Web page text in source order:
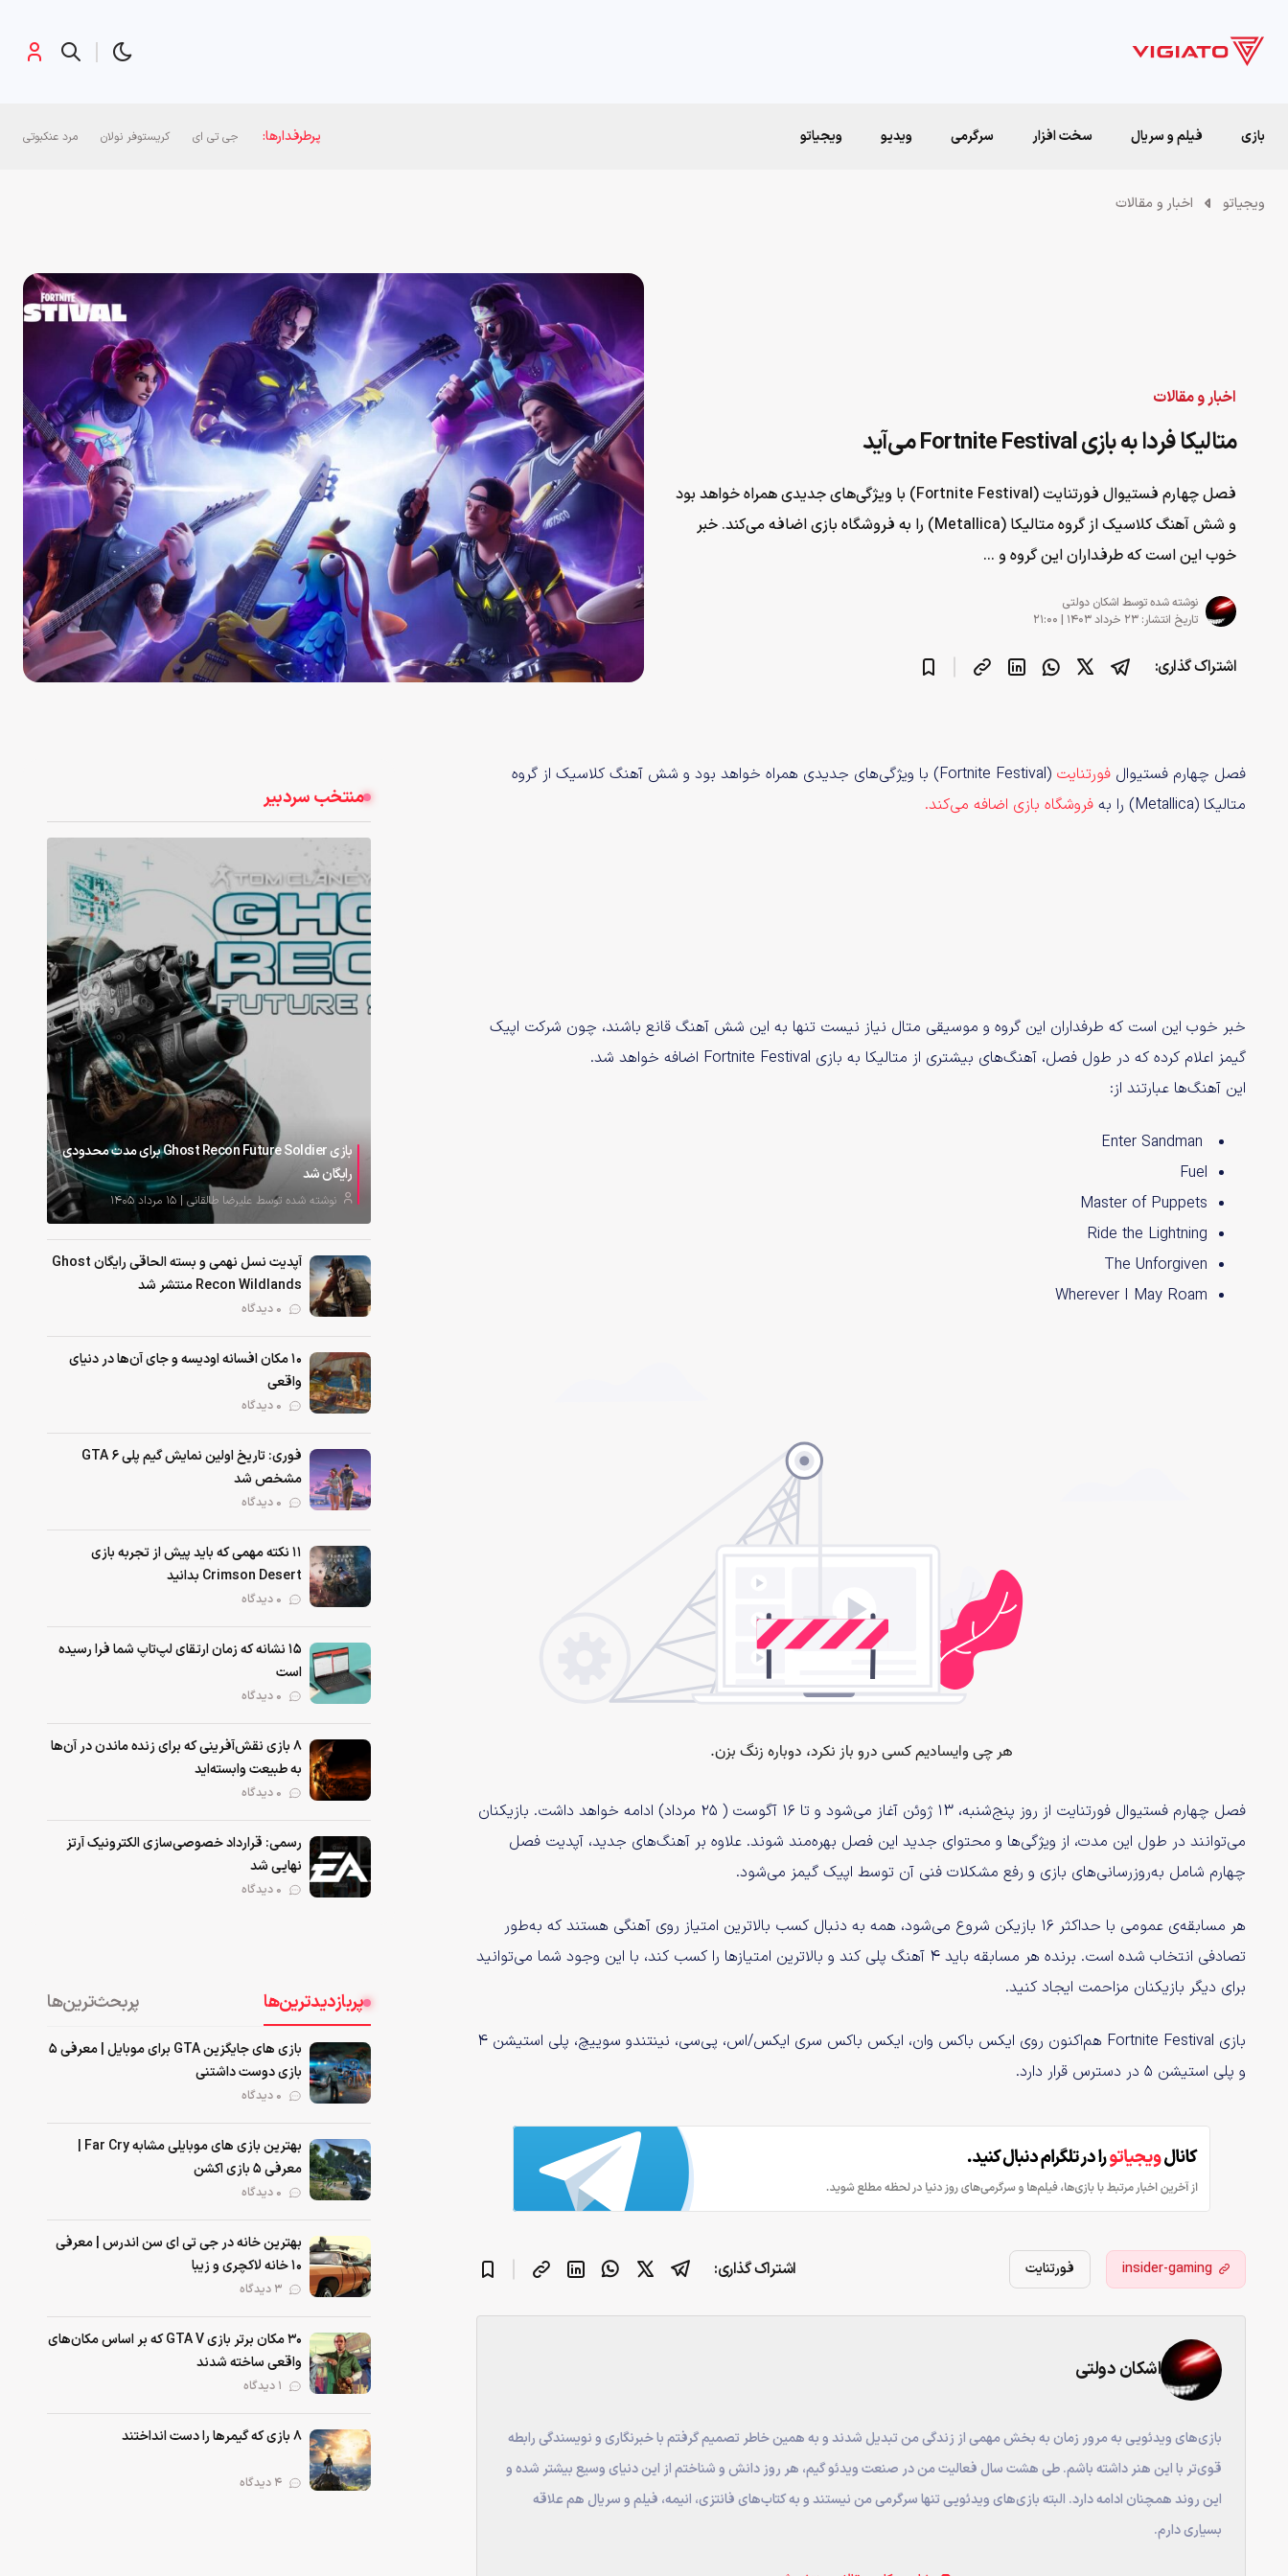
بازی فیلم و سریال سخت افزار سرگرمی ویدیو ویجیاتو پرطرفدارها: جی تی ای کریستوفر نولان مرد عنکبوتی
ویجیاتو اخبار و مقالات
اخبار و مقالات
متالیکا فردا به بازی Fortnite Festival می‌آید
فصل چهارم فستیوال فورتنایت (Fortnite Festival) با ویژگی‌های جدیدی همراه خواهد بود
و شش آهنگ کلاسیک از گروه متالیکا (Metallica) را به فروشگاه بازی اضافه می‌کند. خبر
خوب این است که طرفداران این گروه و ...
نوشته شده توسط اشکان دولتی
تاریخ انتشار: ۲۳ خرداد ۱۴۰۳ | ۲۱:۰۰
اشتراک گذاری:
منتخب سردبیر
بازی Ghost Recon Future Soldier برای مدت محدودی
رایگان شد
نوشته شده توسط علیرضا طالقانی | ۱۵ مرداد ۱۴۰۵
آپدیت نسل نهمی و بسته الحاقی رایگان Ghost
Recon Wildlands منتشر شد
۱۰ مکان افسانه اودیسه و جای آن‌ها در دنیای
واقعی
فوری: تاریخ اولین نمایش گیم پلی GTA 6
مشخص شد
۱۱ نکته‌ مهمی که باید پیش از تجربه بازی
Crimson Desert بدانید
۱۵ نشانه که زمان ارتقای لپ‌تاپ شما فرا رسیده
است
۸ بازی نقش‌آفرینی که برای زنده ماندن در آن‌ها
به طبیعت وابسته‌اید
رسمی: قرارداد خصوصی‌سازی الکترونیک آرتز
نهایی شد
پربازدیدترین‌ها پربحث‌ترین‌ها
بازی های جایگزین GTA برای موبایل | معرفی ۵
بازی دوست داشتنی
بهترین بازی‌ های موبایلی مشابه Far Cry |
معرفی ۵ بازی اکشن
بهترین خانه در جی تی ای سن اندرس | معرفی
۱۰ خانه لاکچری و زیبا
۳۰ مکان برتر بازی GTA V که بر اساس مکان‌های
واقعی ساخته شدند
۸ بازی که گیمرها را دست انداختند
فصل چهارم فستیوال فورتنایت
(Fortnite Festival) با ویژگی‌های جدیدی همراه خواهد بود و شش آهنگ کلاسیک از گروه
متالیکا (Metallica) را به
فروشگاه بازی اضافه می‌کند.
خبر خوب این است که طرفداران این گروه و موسیقی متال نیاز نیست تنها به این شش آهنگ قانع باشند، چون شرکت اپیک
گیمز اعلام کرده که در طول فصل، آهنگ‌های بیشتری از متالیکا به بازی Fortnite Festival اضافه خواهد شد.
این آهنگ‌ها عبارتند از:
Fuel
Master of Puppets
Ride the Lightning
The Unforgiven
Wherever I May Roam
فصل چهارم فستیوال فورتنایت از روز پنج‌شنبه، ۱۳ ژوئن آغاز می‌شود و تا ۱۶ آگوست ( ۲۵ مرداد) ادامه خواهد داشت. بازیکنان
می‌توانند در طول این مدت، از ویژگی‌ها و محتوای جدید این فصل بهره‌مند شوند. علاوه بر آهنگ‌های جدید، آپدیت فصل
چهارم شامل به‌روزرسانی‌های بازی و رفع مشکلات فنی آن توسط اپیک گیمز می‌شود.
هر مسابقه‌ی عمومی با حداکثر ۱۶ بازیکن شروع می‌شود، همه به دنبال کسب بالاترین امتیاز روی آهنگی هستند که به‌طور
تصادفی انتخاب شده است. برنده هر مسابقه باید ۴ آهنگ پلی کند و بالاترین امتیازها را کسب کند، با این وجود شما می‌توانید
برای دیگر بازیکنان مزاحمت ایجاد کنید.
بازی Fortnite Festival هم‌اکنون روی ایکس باکس وان، ایکس باکس سری ایکس/اس، پی‌سی، نینتندو سوییچ، پلی استیشن ۴
و پلی استیشن ۵ در دسترس قرار دارد.
insider-gaming فورتنایت اشتراک گذاری:
اشکان دولتی
بازی‌های ویدئویی به مرور زمان به بخش مهمی از زندگی من تبدیل شدند و به همین خاطر تصمیم گرفتم با خبرنگاری و نویسندگی رابطه
قوی‌تر با این هنر داشته باشم. طی هشت سال فعالیت من در صنعت ویدئو گیم، هر روز دانش و شناختم از این دنیای وسیع بیشتر شده و
این روند همچنان ادامه دارد. البته بازی‌های ویدئویی تنها سرگرمی من نیستند و به کتاب‌های فانتزی، انیمه، فیلم و سریال هم علاقه
بسیاری دارم.